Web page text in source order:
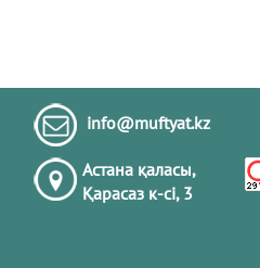
info@muftyat.kz
Астана қаласы,
Қарасаз к-сi, 3